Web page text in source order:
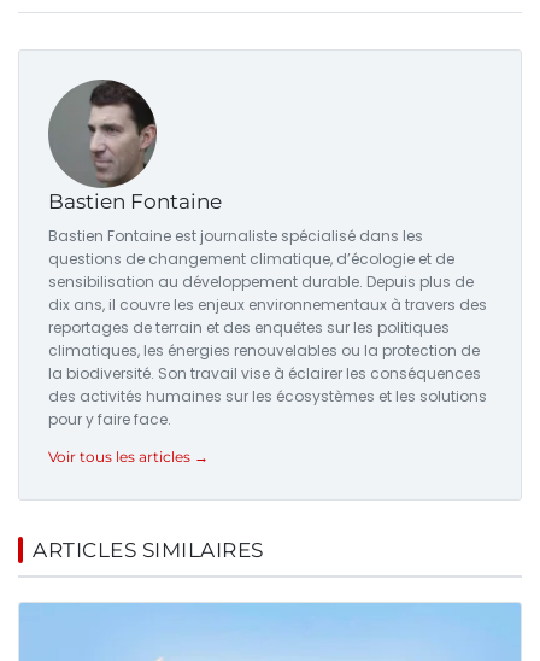
Bastien Fontaine
Bastien Fontaine est journaliste spécialisé dans les
questions de changement climatique, d’écologie et de
sensibilisation au développement durable. Depuis plus de
dix ans, il couvre les enjeux environnementaux à travers des
reportages de terrain et des enquêtes sur les politiques
climatiques, les énergies renouvelables ou la protection de
la biodiversité. Son travail vise à éclairer les conséquences
des activités humaines sur les écosystèmes et les solutions
pour y faire face.
Voir tous les articles →
ARTICLES SIMILAIRES